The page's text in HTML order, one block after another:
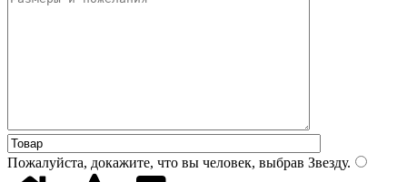
Пожалуйста, докажите, что вы человек, выбрав Звезду.